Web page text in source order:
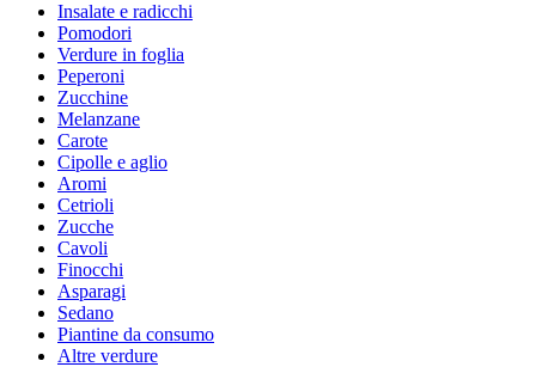
Insalate e radicchi
Pomodori
Verdure in foglia
Peperoni
Zucchine
Melanzane
Carote
Cipolle e aglio
Aromi
Cetrioli
Zucche
Cavoli
Finocchi
Asparagi
Sedano
Piantine da consumo
Altre verdure